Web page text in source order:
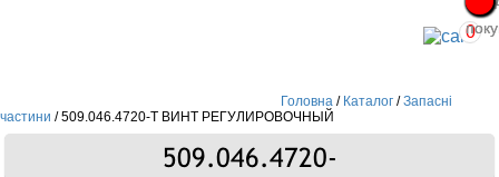
0
Головна / Каталог /Запасні
частини /509.046.4720-Т ВИНТ РЕГУЛИРОВОЧНЫЙ
509.046.4720-